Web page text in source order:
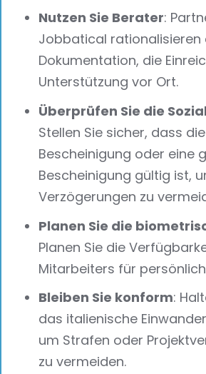
Nutzen Sie Berater:
Jobbatical rationalisieren
Dokumentation, die
Unterstützung vor Ort.
Überprüfen Sie die
Stellen Sie sicher, dass die
Bescheinigung oder eine
Bescheinigung gültig ist,
Verzögerungen zu
Planen Sie die
Planen Sie die
Mitarbeiters für
Bleiben Sie konform:
das italienische
um Strafen oder
zu vermeiden.